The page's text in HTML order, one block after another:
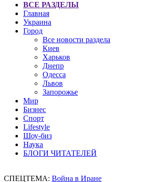
ВСЕ РАЗДЕЛЫ
Главная
Украина
Город
Все новости раздела
Киев
Харьков
Днепр
Одесса
Львов
Запорожье
Мир
Бизнес
Спорт
Lifestyle
Шоу-биз
Наука
БЛОГИ ЧИТАТЕЛЕЙ
СПЕЦТЕМА: Война в Иране